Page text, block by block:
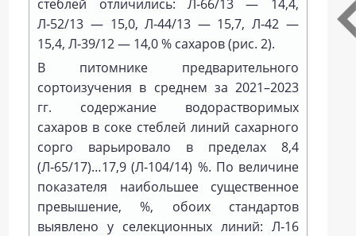
стеблей отличились: Л‑66/13 — 14,4,
Л‑52/13 — 15,0, Л‑44/13 — 15,7, Л‑42 —
15,4, Л‑39/12 — 14,0 % сахаров (рис. 2).
В питомнике предварительного
сортоизучения в среднем за 2021–2023
гг. содержание водорастворимых
сахаров в соке стеблей линий сахарного
сорго варьировало в пределах 8,4
(Л‑65/17)…17,9 (Л‑104/14) %. По величине
показателя наибольшее существенное
превышение, %, обоих стандартов
выявлено у селекционных линий: Л‑16